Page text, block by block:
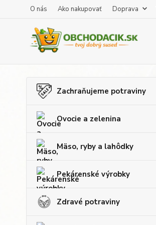
O nás Ako nakupovať Doprava
Zachraňujeme potraviny
Ovocie a zelenina
Mäso, ryby a lahôdky
Pekárenské výrobky
Zdravé potraviny